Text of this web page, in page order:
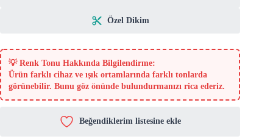
Özel Dikim
💡 Renk Tonu Hakkında Bilgilendirme:
Ürün farklı cihaz ve ışık ortamlarında farklı tonlarda
görünebilir. Bunu göz önünde bulundurmanızı rica ederiz.
Beğendiklerim listesine ekle